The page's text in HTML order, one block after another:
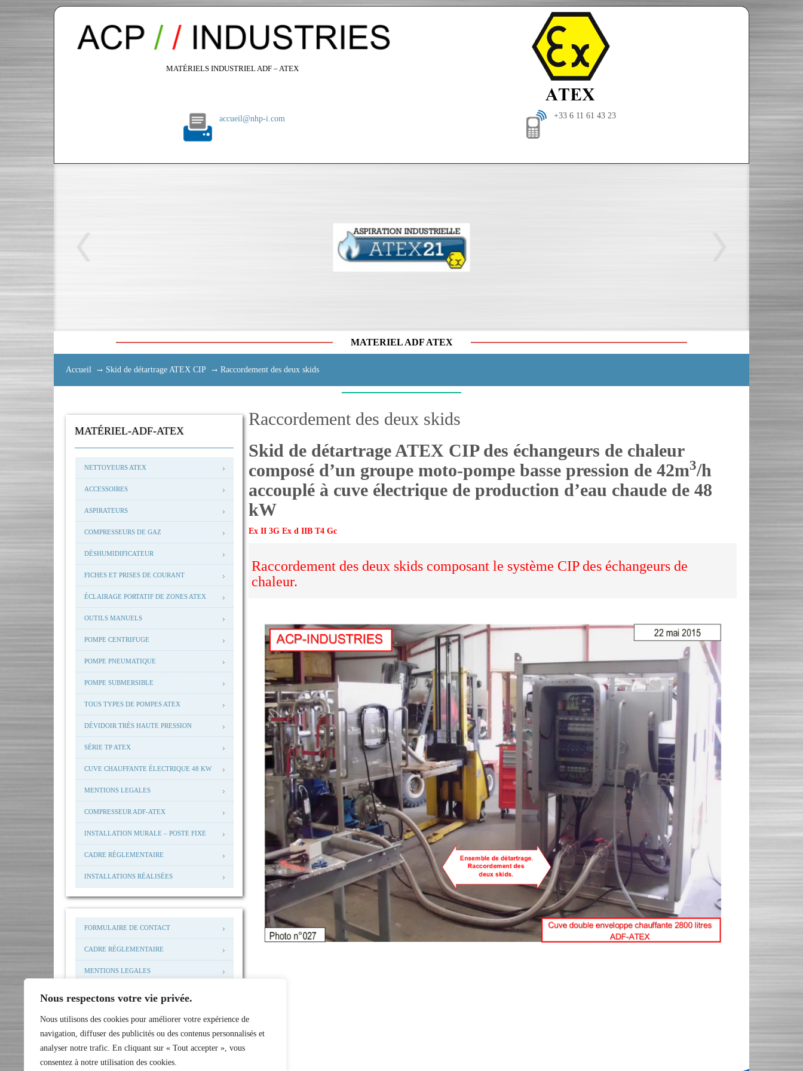
Nous respectons votre vie privée.
Nous utilisons des cookies pour améliorer votre expérience de
navigation, diffuser des publicités ou des contenus personnalisés et
analyser notre trafic. En cliquant sur « Tout accepter », vous
consentez à notre utilisation des cookies.
MATÉRIELS INDUSTRIEL ADF – ATEX
accueil@nhp-i.com +33 6 11 61 43 23
MATERIEL ADF ATEX
Accueil Skid de détartrage ATEX CIP Raccordement des deux skids
MATÉRIEL-ADF-ATEX
NETTOYEURS ATEX
ACCESSOIRES
ASPIRATEURS
COMPRESSEURS DE GAZ
DÉSHUMIDIFICATEUR
FICHES ET PRISES DE COURANT
ÉCLAIRAGE PORTATIF DE ZONES ATEX
OUTILS MANUELS
POMPE CENTRIFUGE
POMPE PNEUMATIQUE
POMPE SUBMERSIBLE
TOUS TYPES DE POMPES ATEX
DÉVIDOIR TRÈS HAUTE PRESSION
SÉRIE TP ATEX
CUVE CHAUFFANTE ÉLECTRIQUE 48 KW
MENTIONS LEGALES
COMPRESSEUR ADF-ATEX
INSTALLATION MURALE – POSTE FIXE
CADRE RÉGLEMENTAIRE
INSTALLATIONS RÉALISÉES
FORMULAIRE DE CONTACT
CADRE RÉGLEMENTAIRE
MENTIONS LEGALES
Raccordement des deux skids
Skid de détartrage ATEX CIP des échangeurs de chaleur
composé d’un groupe moto-pompe basse pression de 42m3/h
accouplé à cuve électrique de production d’eau chaude de 48
kW
ExII 3G Ex d IIB T4 Gc
Raccordement des deux skids composant le système CIP des échangeurs de
chaleur.